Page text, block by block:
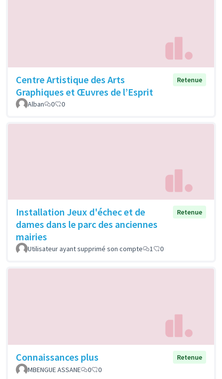
Centre Artistique des Arts
Graphiques et Œuvres de l’Esprit
Retenue
Alban 0 0
Installation Jeux d'échec et de
dames dans le parc des anciennes
mairies
Retenue
Utilisateur ayant supprimé son compte 1 0
Connaissances plus
Retenue
MBENGUE ASSANE
0 0